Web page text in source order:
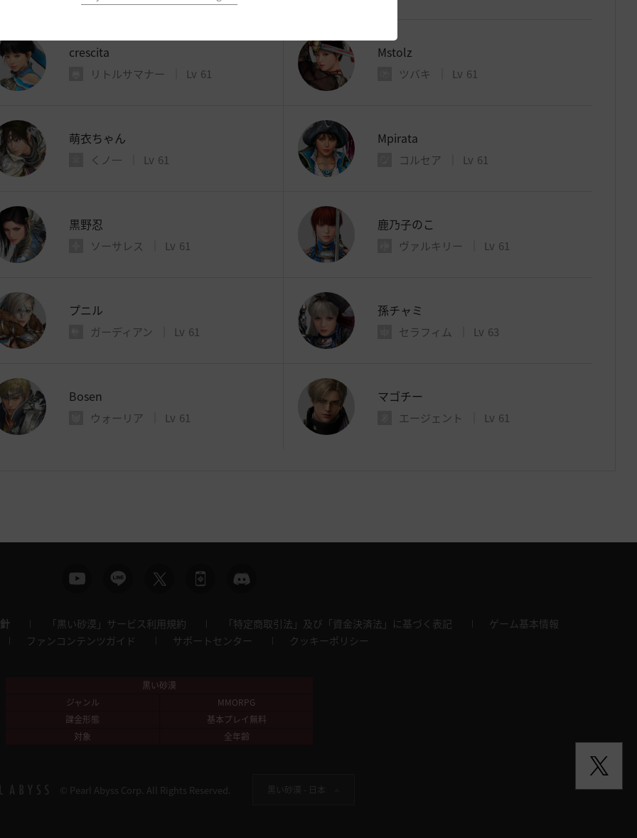
crescita
リトルサマナー Lv 61
Mstolz
ツバキ Lv 61
萌衣ちゃん
くノ一 Lv 61
Mpirata
コルセア Lv 61
黒野忍
ソーサレス Lv 61
鹿乃子のこ
ヴァルキリー Lv 61
プニル
ガーディアン Lv 61
孫チャミ
セラフィム Lv 63
Bosen
ウォーリア Lv 61
マゴチー
エージェント Lv 61
「黒い砂漠」サービス利用規約 「特定商取引法」及び「資金決済法」に基づく表記
ゲーム基本情報
ファンコンテンツガイド サポートセンター クッキーポリシー
黒い砂漠
ジャンル
MMORPG
課金形態
基本プレイ無料
対象
全年齢
黒い砂漠 - 日本
© Pearl Abyss Corp. All Rights Reserved.